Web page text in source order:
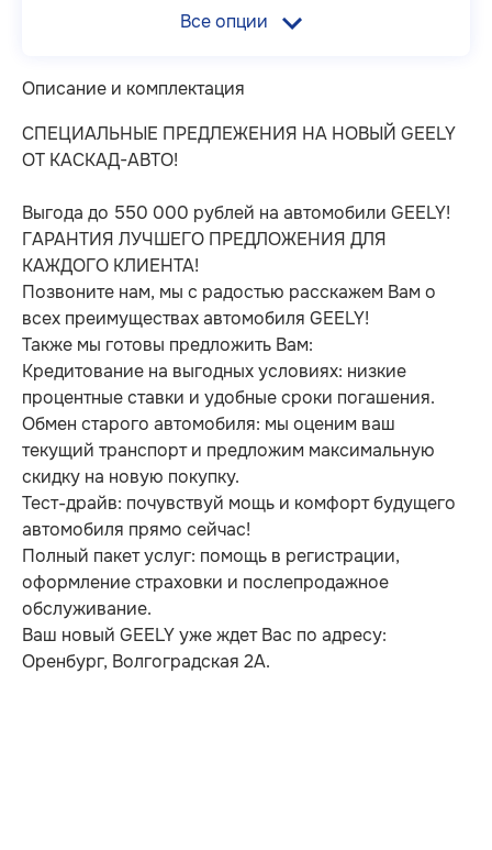
Панорамная крыша с люком
Безопасность
движения (ELKA)
Система контроля слепых зон (BSD)
открывании дверей (DOW)
Система помощи при выезде задним ходом (RCTA)
Ассистент смены полосы (LCA)
Система предупреждения наезда сзади (CMSR)
Ассистент движения по автомагистрали (HWA)
Система распознавания дорожных знаков (TSI)
Система информирования об усталости водителя
Механизм блокировки открывания задних боковых
дверей изнутри "детский замок"
Крепление для детских кресел стандарта ISOFIX на
втором ряду сидений
Комфорт
6 режимов движения (комфортный, экономичный,
спортивный, интеллектуальный, снег, внедорожный)
Система старт/стоп
Система интеллектуального управления дальним
светом фар (AHBC)
Электроусилитель рулевого управления (EPS)
Регулировка руля по высоте и по вылету
Все опции
Описание и комплектация
СПЕЦИАЛЬНЫЕ ПРЕДЛЕЖЕНИЯ НА НОВЫЙ GEELY
ОТ КАСКАД-АВТО!
Выгодa до 550 000 рублeй на aвтомобили GEELY!
ГAРАНТИЯ ЛУЧШЕГО ПРЕДЛОЖЕНИЯ ДЛЯ
КАЖДОГО КЛИЕНТА!
Позвоните нам, мы с радостью расскажем Вам о
всех преимуществах автомобиля GEELY!
Также мы готовы предложить Вам:
Кредитование на выгодных условиях: низкие
процентные ставки и удобные сроки погашения.
Обмен старого автомобиля: мы оценим ваш
текущий транспорт и предложим максимальную
скидку на новую покупку.
Тест-драйв: почувствуй мощь и комфорт будущего
автомобиля прямо сейчас!
Полный пакет услуг: помощь в регистрации,
оформление страховки и послепродажное
обслуживание.
Ваш новый GEELY уже ждет Вас по адресу:
Оренбург, Волгоградская 2А.